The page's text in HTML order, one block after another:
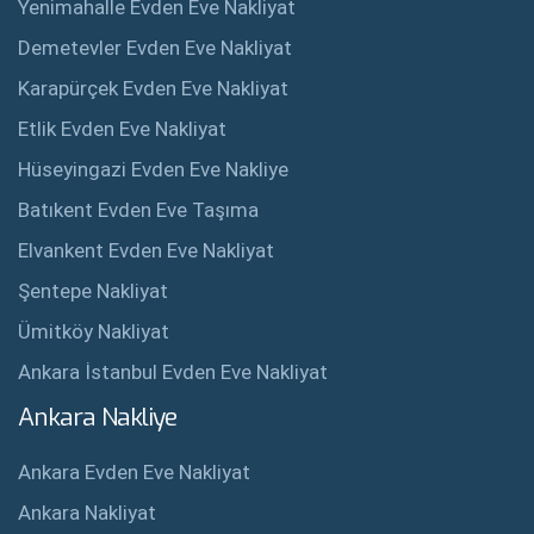
Yenimahalle Evden Eve Nakliyat
Demetevler Evden Eve Nakliyat
Karapürçek Evden Eve Nakliyat
Etlik Evden Eve Nakliyat
Hüseyingazi Evden Eve Nakliye
Batıkent Evden Eve Taşıma
Elvankent Evden Eve Nakliyat
Şentepe Nakliyat
Ümitköy Nakliyat
Ankara İstanbul Evden Eve Nakliyat
Ankara Nakliye
Ankara Evden Eve Nakliyat
Ankara Nakliyat